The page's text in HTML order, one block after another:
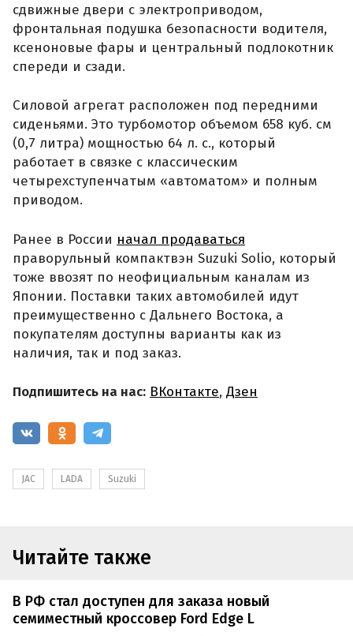
сдвижные двери с электроприводом,
фронтальная подушка безопасности водителя,
ксеноновые фары и центральный подлокотник
спереди и сзади.
Силовой агрегат расположен под передними
сиденьями. Это турбомотор объемом 658 куб. см
(0,7 литра) мощностью 64 л. с., который
работает в связке с классическим
четырехступенчатым «автоматом» и полным
приводом.
Ранее в России начал продаваться
праворульный компактвэн Suzuki Solio, который
тоже ввозят по неофициальным каналам из
Японии. Поставки таких автомобилей идут
преимущественно с Дальнего Востока, а
покупателям доступны варианты как из
наличия, так и под заказ.
Подпишитесь на нас: ВКонтакте, Дзен
JAC LADA Suzuki
Читайте также
В РФ стал доступен для заказа новый
семиместный кроссовер Ford Edge L